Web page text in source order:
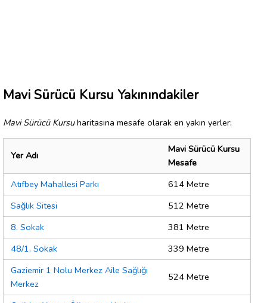
Mavi Sürücü Kursu Yakınındakiler
Mavi Sürücü Kursuharitasına mesafe olarak en yakın yerler:
Yer Adı
Mavi Sürücü Kursu
Mesafe
Atıfbey Mahallesi Parkı
614 Metre
Sağlık Sitesi
512 Metre
8. Sokak
381 Metre
48/1. Sokak
339 Metre
Gaziemir 1 Nolu Merkez Aile Sağlığı
Merkez
524 Metre